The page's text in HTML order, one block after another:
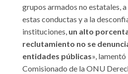
grupos armados no estatales,
estas conductas y a la
instituciones, un alto
reclutamiento no se
entidades públicas»,
Comisionado de la ONU